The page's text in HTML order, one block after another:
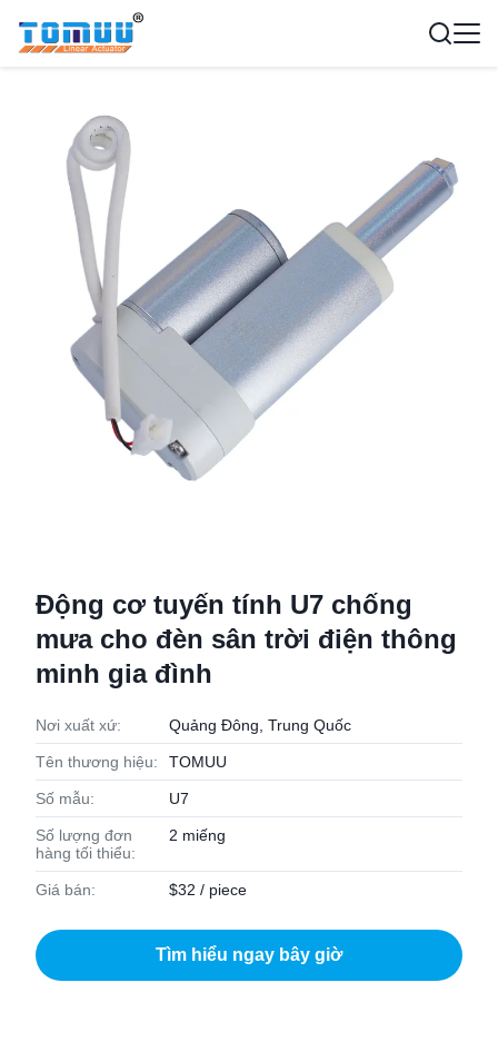
Động cơ tuyến tính U7 chống
mưa cho đèn sân trời điện thông
minh gia đình
Nơi xuất xứ: Quảng Đông, Trung Quốc
Tên thương hiệu: TOMUU
Số mẫu: U7
Số lượng đơn
hàng tối thiểu:
2 miếng
Giá bán: $32 / piece
Tìm hiểu ngay bây giờ